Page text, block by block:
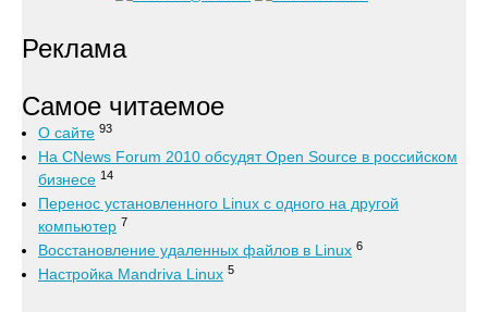
Реклама
Самое читаемое
О сайте 93
На CNews Forum 2010 обсудят Open Source в российском
бизнесе 14
Перенос установленного Linux с одного на другой
компьютер 7
Восстановление удаленных файлов в Linux 6
Настройка Mandriva Linux 5